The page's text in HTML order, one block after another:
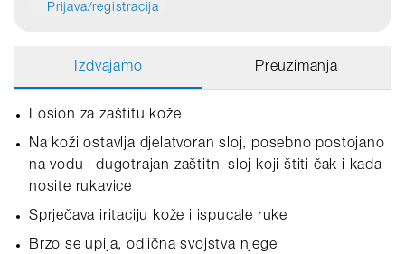
Prijava/registracija
Izdvajamo Preuzimanja
Losion za zaštitu kože
Na koži ostavlja djelatvoran sloj, posebno postojano
na vodu i dugotrajan zaštitni sloj koji štiti čak i kada
nosite rukavice
Sprječava iritaciju kože i ispucale ruke
Brzo se upija, odlična svojstva njege